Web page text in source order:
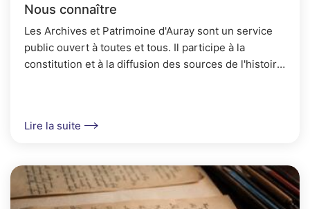
Nous connaître
Les Archives et Patrimoine d'Auray sont un service
public ouvert à toutes et tous. Il participe à la
constitution et à la diffusion des sources de l'histoire
Lire la suite